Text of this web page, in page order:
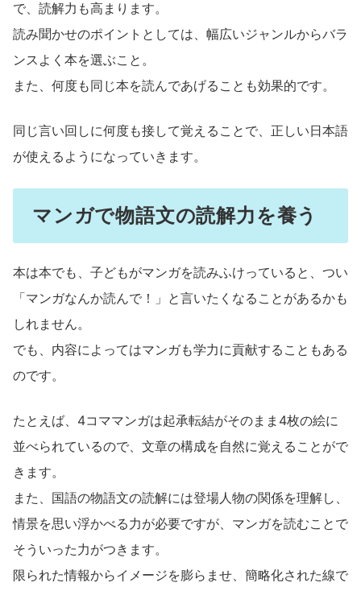
で、読解力も高まります。
読み聞かせのポイントとしては、幅広いジャンルからバラ
ンスよく本を選ぶこと。
また、何度も同じ本を読んであげることも効果的です。
同じ言い回しに何度も接して覚えることで、正しい日本語
が使えるようになっていきます。
マンガで物語文の読解力を養う
本は本でも、子どもがマンガを読みふけっていると、つい
「マンガなんか読んで！」と言いたくなることがあるかも
しれません。
でも、内容によってはマンガも学力に貢献することもある
のです。
たとえば、4コママンガは起承転結がそのまま4枚の絵に
並べられているので、文章の構成を自然に覚えることがで
きます。
また、国語の物語文の読解には登場人物の関係を理解し、
情景を思い浮かべる力が必要ですが、マンガを読むことで
そういった力がつきます。
限られた情報からイメージを膨らませ、簡略化された線で